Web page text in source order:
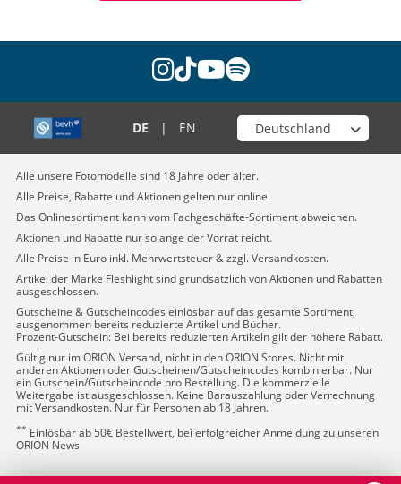
instagram
tiktok
youtube
spotify
DE | EN Wähle deinen Shop
Alle unsere Fotomodelle sind 18 Jahre oder älter.
Alle Preise, Rabatte und Aktionen gelten nur online.
Das Onlinesortiment kann vom Fachgeschäfte-Sortiment abweichen.
Aktionen und Rabatte nur solange der Vorrat reicht.
Alle Preise in Euro inkl. Mehrwertsteuer & zzgl. Versandkosten.
Artikel der Marke Fleshlight sind grundsätzlich von Aktionen und Rabatten
ausgeschlossen.
Gutscheine & Gutscheincodes einlösbar auf das gesamte Sortiment,
ausgenommen bereits reduzierte Artikel und Bücher.
Prozent-Gutschein: Bei bereits reduzierten Artikeln gilt der höhere Rabatt.
Gültig nur im ORION Versand, nicht in den ORION Stores. Nicht mit
anderen Aktionen oder Gutscheinen/Gutscheincodes kombinierbar. Nur
ein Gutschein/Gutscheincode pro Bestellung. Die kommerzielle
Weitergabe ist ausgeschlossen. Keine Barauszahlung oder Verrechnung
mit Versandkosten. Nur für Personen ab 18 Jahren.
** Einlösbar ab 50€ Bestellwert, bei erfolgreicher Anmeldung zu unseren
ORION News